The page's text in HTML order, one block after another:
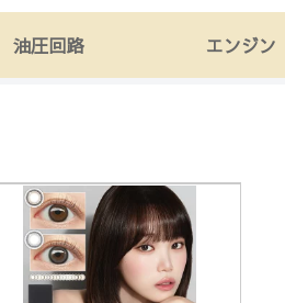
油圧回路 エンジン